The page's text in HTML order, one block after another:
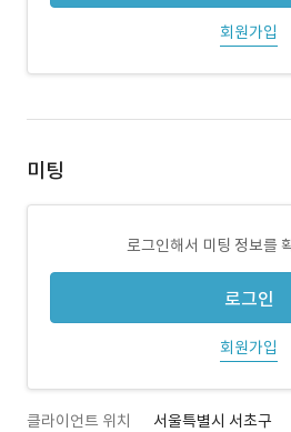
회원가입
미팅
로그인해서 미팅 정보를
로그인
회원가입
클라이언트 위치 서울특별시 서초구